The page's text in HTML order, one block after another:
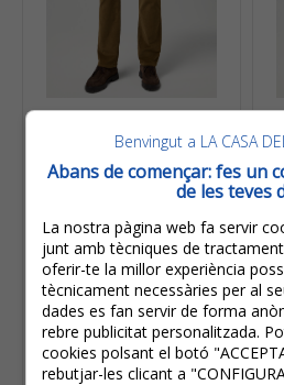
89,95€
53,95€
IVA inclòs
40%)
Wrangler Greensboro
Slim Pantalons Texans
De Pana D'home
112370845 Beix
Benvingut a LA CASA
Abans de començar: fes un
de les teves
La nostra pàgina web fa servir
junt amb tècniques de
oferir-te la millor experiència
tècnicament necessàries per al
dades es fan servir de forma
rebre publicitat personalitzada.
cookies polsant el botó
rebutjar-les clicant a